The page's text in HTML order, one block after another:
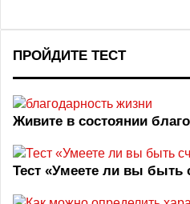
ПРОЙДИТЕ ТЕСТ
Живите в состоянии
Тест «Умеете ли вы быть